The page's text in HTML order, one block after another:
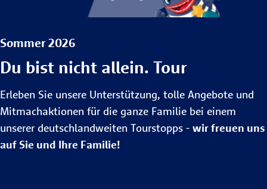
of technologies used.
Powered by
Sommer 2026
Du bist nicht allein. Tour
Erleben Sie unsere Unterstützung, tolle Angebote und
Mitmachaktionen für die ganze Familie bei einem
unserer deutschlandweiten Tourstopps - wir freuen uns
auf Sie und Ihre Familie!